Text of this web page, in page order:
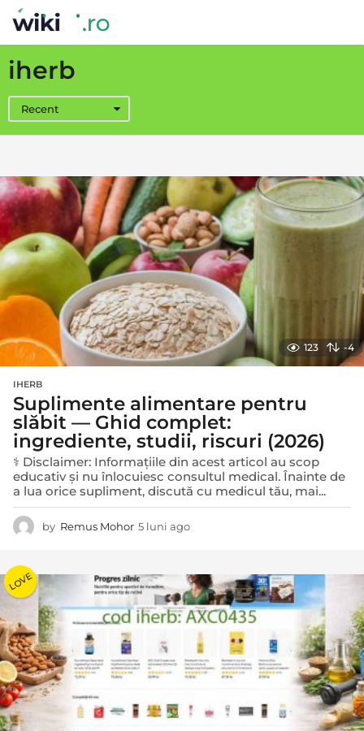
iherb
Recent
123 -4
IHERB
Suplimente alimentare pentru
slăbit — Ghid complet:
ingrediente, studii, riscuri (2026)
⚕️ Disclaimer: Informațiile din acest articol au scop
educativ și nu înlocuiesc consultul medical. Înainte de
a lua orice supliment, discută cu medicul tău, mai...
by Remus Mohor 5 luni ago
n
i
a
g
LOVE